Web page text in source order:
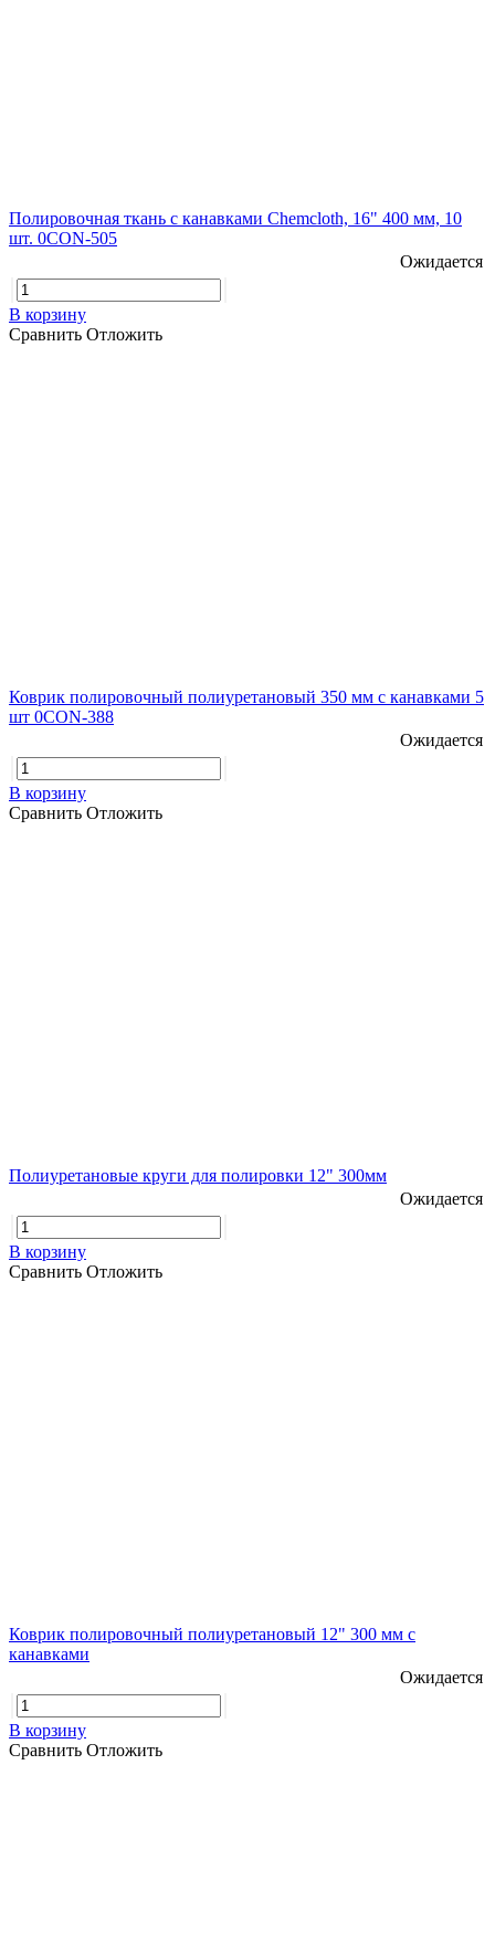
Полировочная ткань с канавками Chemcloth, 16" 400 мм, 10
шт. 0CON-505
Ожидается
В корзину
Сравнить Отложить
Коврик полировочный полиуретановый 350 мм с канавками 5
шт 0CON-388
Ожидается
В корзину
Сравнить Отложить
Полиуретановые круги для полировки 12" 300мм
Ожидается
В корзину
Сравнить Отложить
Коврик полировочный полиуретановый 12" 300 мм с
канавками
Ожидается
В корзину
Сравнить Отложить